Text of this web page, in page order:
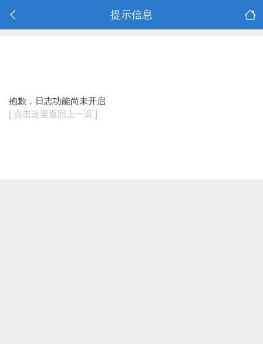
提示信息
抱歉，日志功能尚未开启
[ 点击这里返回上一页 ]